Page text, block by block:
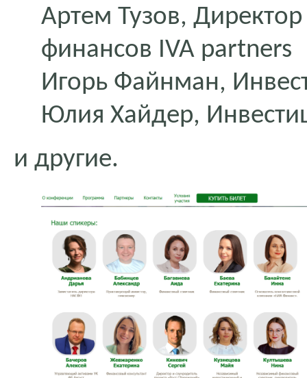
Артем Тузов,
финансов IVA partners
Игорь Файнман,
Юлия Хайдер,
и другие.